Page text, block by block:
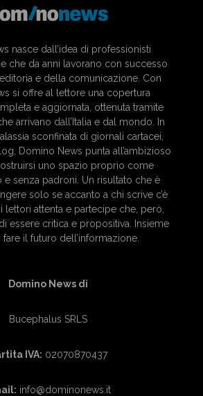
nasce dall’idea di professionisti
che da anni lavorano con successo
e della comunicazione. Con
si offre al lettore una copertura
e aggiornata, ottenuta tramite
arrivano dall’Italia e dal mondo. In
sconfinata di giornali cartacei,
Domino News punta all’ambizioso
uno spazio proprio come
e senza padroni. Un risultato che è
solo se accanto a chi scrive c’è
lettori attenta e partecipe che, però,
essere critica e propositiva. Insieme
il futuro dell’informazione.
Domino News di
Bucephalus SRLS
IVA: 02070870437
info@dominonews.it